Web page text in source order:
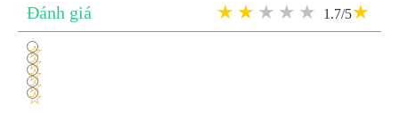
Đánh giá 1.7/5
1
2
3
4
5